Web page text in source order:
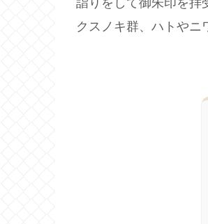
詣りをして御朱印を拝
クスノキ群、ハトやニ